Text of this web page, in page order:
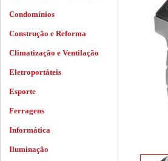
Condomínios
Construção e Reforma
Climatização e Ventilação
Eletroportáteis
Esporte
Ferragens
Informática
Iluminação